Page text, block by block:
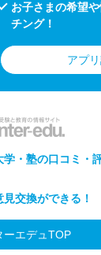
お子さまの希望
チング！
アプ
学・塾の口コミ・
交換ができる！
ーエデュTOP